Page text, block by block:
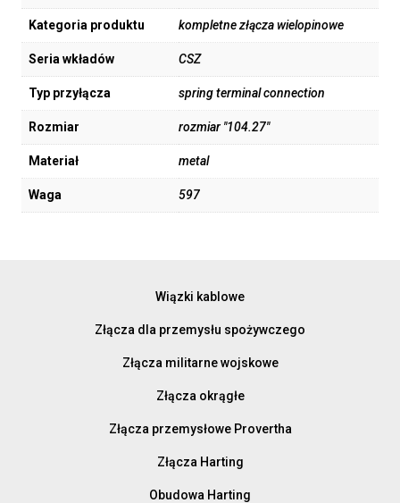
Kategoria produktu kompletne złącza wielopinowe
Seria wkładów CSZ
Typ przyłącza spring terminal connection
Rozmiar rozmiar "104.27"
Materiał metal
Waga 597
Wiązki kablowe
Złącza dla przemysłu spożywczego
Złącza militarne wojskowe
Złącza okrągłe
Złącza przemysłowe Provertha
Złącza Harting
Obudowa Harting